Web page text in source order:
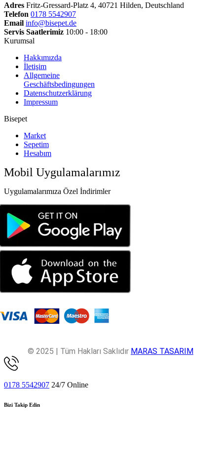
Adres Fritz-Gressard-Platz 4, 40721 Hilden, Deutschland
Telefon 0178 5542907
Email info@bisepet.de
Servis Saatlerimiz 10:00 - 18:00
Kurumsal
Hakkımızda
İletişim
Allgemeine
Geschäftsbedingungen
Datenschutzerklärung
Impressum
Bisepet
Market
Sepetim
Hesabım
Mobil Uygulamalarımız
Uygulamalarımıza Özel İndirimler
© 2025 | Tüm Hakları Saklıdır MARAS TASARIM
0178 5542907 24/7 Online
Bizi Takip Edin